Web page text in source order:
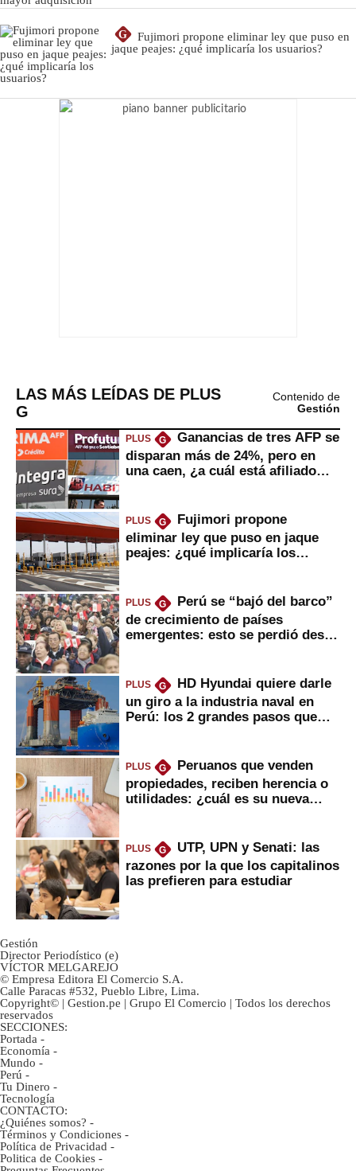
G
Fujimori propone eliminar ley que puso en
jaque peajes: ¿qué implicaría los usuarios?
LAS MÁS LEÍDAS DE PLUS
G
Contenido de
Gestión
PLUS G
Ganancias de tres AFP se
disparan más de 24%, pero en
una caen, ¿a cuál está afiliado
PLUS G
Fujimori propone
eliminar ley que puso en jaque
peajes: ¿qué implicaría los
PLUS G
Perú se “bajó del barco”
de crecimiento de países
emergentes: esto se perdió desde
PLUS G
HD Hyundai quiere darle
un giro a la industria naval en
Perú: los 2 grandes pasos que
PLUS G
Peruanos que venden
propiedades, reciben herencia o
utilidades: ¿cuál es su nueva
PLUS G
UTP, UPN y Senati: las
razones por la que los capitalinos
las prefieren para estudiar
Gestión
Director Periodístico (e)
VÍCTOR MELGAREJO
© Empresa Editora El Comercio S.A.
Calle Paracas #532, Pueblo Libre, Lima.
Copyright© | Gestion.pe | Grupo El Comercio | Todos los derechos
reservados
SECCIONES:
Portada -
Economía -
Mundo -
Perú -
Tu Dinero -
Tecnología
CONTACTO:
¿Quiénes somos? -
Términos y Condiciones -
Política de Privacidad -
Politica de Cookies -